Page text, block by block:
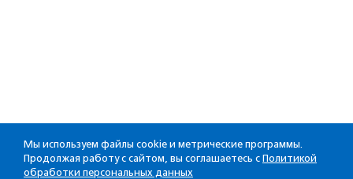
Мы используем файлы cookie и метрические программы.
Продолжая работу с сайтом, вы соглашаетесь с Политикой
обработки персональных данных